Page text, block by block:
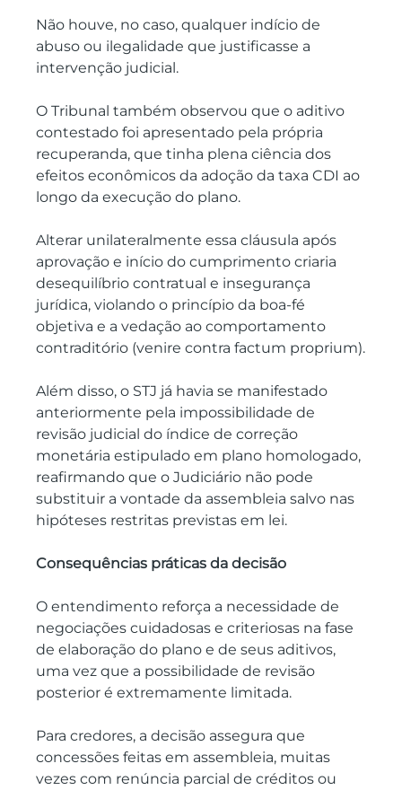
Não houve, no caso, qualquer indício de
abuso ou ilegalidade que justificasse a
intervenção judicial.
O Tribunal também observou que o aditivo
contestado foi apresentado pela própria
recuperanda, que tinha plena ciência dos
efeitos econômicos da adoção da taxa CDI ao
longo da execução do plano.
Alterar unilateralmente essa cláusula após
aprovação e início do cumprimento criaria
desequilíbrio contratual e insegurança
jurídica, violando o princípio da boa-fé
objetiva e a vedação ao comportamento
contraditório (venire contra factum proprium).
Além disso, o STJ já havia se manifestado
anteriormente pela impossibilidade de
revisão judicial do índice de correção
monetária estipulado em plano homologado,
reafirmando que o Judiciário não pode
substituir a vontade da assembleia salvo nas
hipóteses restritas previstas em lei.
Consequências práticas da decisão
O entendimento reforça a necessidade de
negociações cuidadosas e criteriosas na fase
de elaboração do plano e de seus aditivos,
uma vez que a possibilidade de revisão
posterior é extremamente limitada.
Para credores, a decisão assegura que
concessões feitas em assembleia, muitas
vezes com renúncia parcial de créditos ou